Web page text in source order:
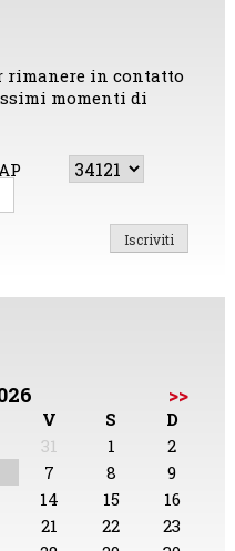
in contatto
momenti di
>>
V S
D
31 1
2
7 8
9
14 15
16
21 22
23